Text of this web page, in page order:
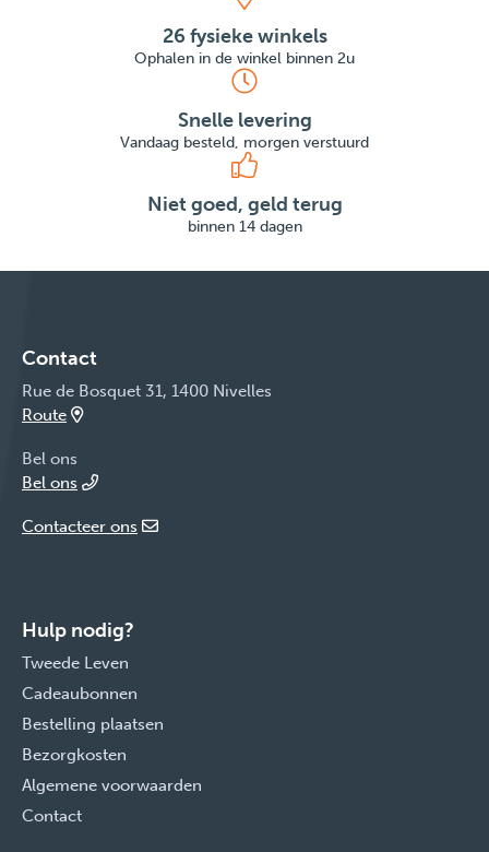
26 fysieke winkels
Ophalen in de winkel binnen 2u
Snelle levering
Vandaag besteld, morgen verstuurd
Niet goed, geld terug
binnen 14 dagen
Contact
Rue de Bosquet 31, 1400 Nivelles
Route
Bel ons
Bel ons
Contacteer ons
Hulp nodig?
Tweede Leven
Cadeaubonnen
Bestelling plaatsen
Bezorgkosten
Algemene voorwaarden
Contact